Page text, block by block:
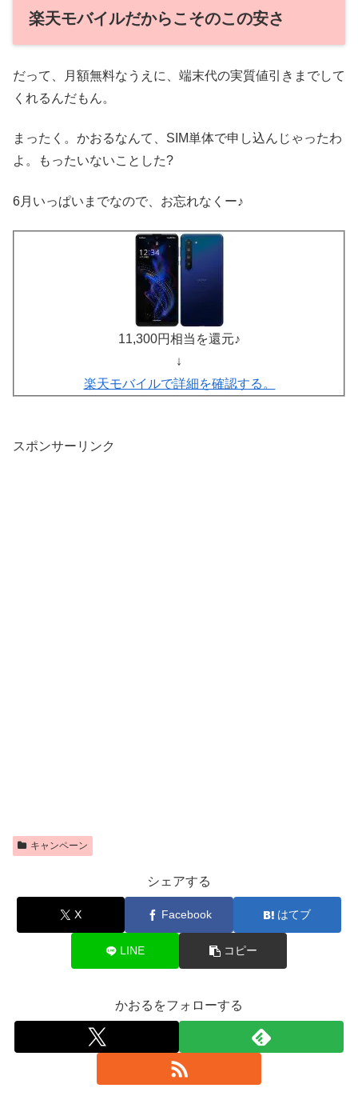
楽天モバイルだからこそのこの安さ
だって、月額無料なうえに、端末代の実質値引きまでして
くれるんだもん。
まったく。かおるなんて、SIM単体で申し込んじゃったわ
よ。もったいないことした?
6月いっぱいまでなので、お忘れなくー♪
11,300円相当を還元♪
↓
楽天モバイルで詳細を確認する。
スポンサーリンク
キャンペーン
シェアする
X Facebook はてブ
LINE コピー
かおるをフォローする